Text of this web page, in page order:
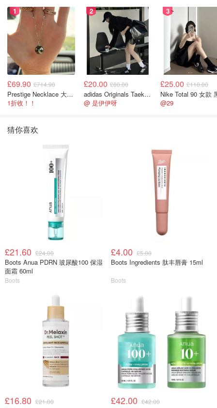
1
£69.90 £714.90
Prestige Necklace 大溪地珍珠项链 10-11mm
1折收！！
2
£20.00 £80.00
adidas Originals Taekwondo 女款黑色运动鞋
@ 是伊伊呀
3
£25.00 £110.00
Nike Total 90 女款
@29
猜你喜欢
£21.60 £24.00
Boots Anua PDRN 玻尿酸100 保湿
面霜 60ml
Boots
£4.00 £5.00
Boots Ingredients 肽丰唇膏 15ml
Boots
£16.80 £21.00 £42.00 £42.00